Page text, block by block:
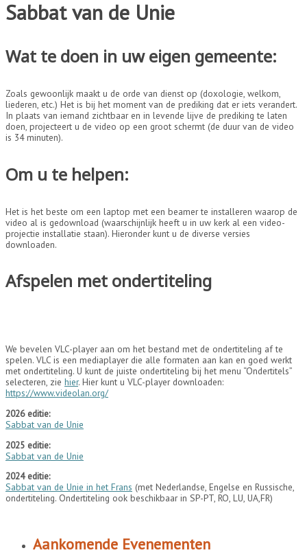
Sabbat van de Unie
Wat te doen in uw eigen gemeente:
Zoals gewoonlijk maakt u de orde van dienst op (doxologie, welkom,
liederen, etc.) Het is bij het moment van de prediking dat er iets verandert.
In plaats van iemand zichtbaar en in levende lijve de prediking te laten
doen, projecteert u de video op een groot schermt (de duur van de video
is 34 minuten).
Om u te helpen:
Het is het beste om een laptop met een beamer te installeren waarop de
video al is gedownload (waarschijnlijk heeft u in uw kerk al een video-
projectie installatie staan). Hieronder kunt u de diverse versies
downloaden.
Afspelen met ondertiteling
We bevelen VLC-player aan om het bestand met de ondertiteling af te
spelen. VLC is een mediaplayer die alle formaten aan kan en goed werkt
met ondertiteling. U kunt de juiste ondertiteling bij het menu “Ondertitels”
selecteren, zie hier. Hier kunt u VLC-player downloaden:
https://www.videolan.org/
2026 editie:
Sabbat van de Unie
2025 editie:
Sabbat van de Unie
2024 editie:
Sabbat van de Unie in het Frans (met Nederlandse, Engelse en Russische,
ondertiteling. Ondertiteling ook beschikbaar in SP-PT, RO, LU, UA,FR)
Aankomende Evenementen